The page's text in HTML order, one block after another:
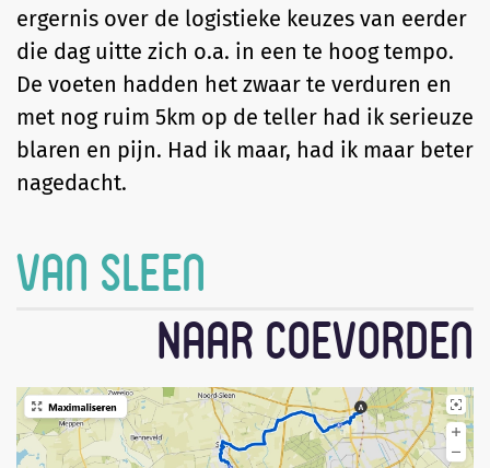
ergernis over de logistieke keuzes van eerder
die dag uitte zich o.a. in een te hoog tempo.
De voeten hadden het zwaar te verduren en
met nog ruim 5km op de teller had ik serieuze
blaren en pijn. Had ik maar, had ik maar beter
nagedacht.
Van Sleen
Naar Coevorden